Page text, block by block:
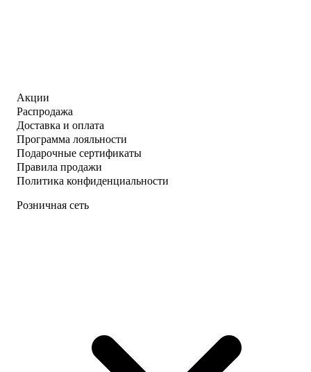
Акции
Распродажа
Доставка и оплата
Программа лояльности
Подарочные сертификаты
Правила продажи
Политика конфиденциальности
Розничная сеть